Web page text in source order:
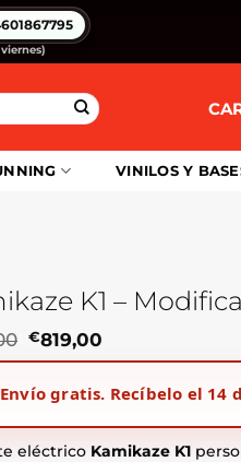
VINILOS Y
K1 –
El
precio
era:
€819,00
precio
es:
Envío gratis. Recíbelo el 14
eléctrico Kamikaze K1